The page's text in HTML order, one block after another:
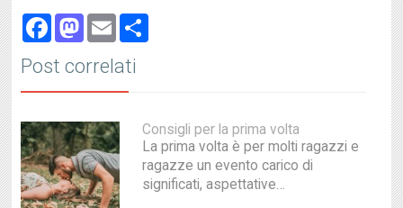
Facebook
Mastodon
Email
Post correlati
Consigli per la prima volta
La prima volta è per molti ragazzi e
ragazze un evento carico di
significati, aspettative…